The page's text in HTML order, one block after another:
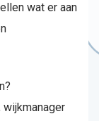
wat er aan
wijkmanager